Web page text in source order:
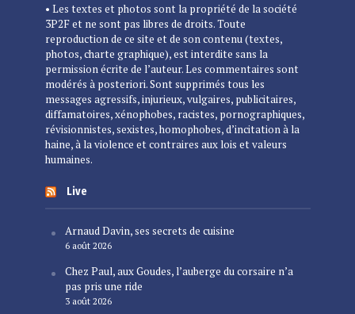
• Les textes et photos sont la propriété de la société
3P2F et ne sont pas libres de droits. Toute
reproduction de ce site et de son contenu (textes,
photos, charte graphique), est interdite sans la
permission écrite de l’auteur. Les commentaires sont
modérés à posteriori. Sont supprimés tous les
messages agressifs, injurieux, vulgaires, publicitaires,
diffamatoires, xénophobes, racistes, pornographiques,
révisionnistes, sexistes, homophobes, d’incitation à la
haine, à la violence et contraires aux lois et valeurs
humaines.
Live
Arnaud Davin, ses secrets de cuisine
6 août 2026
Chez Paul, aux Goudes, l’auberge du corsaire n’a
pas pris une ride
3 août 2026